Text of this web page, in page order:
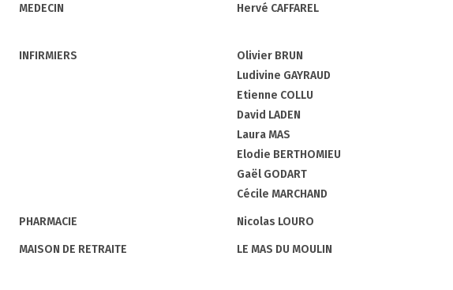
MEDECIN Hervé CAFFAREL
INFIRMIERS
Olivier BRUN
Ludivine GAYRAUD
Etienne COLLU
David LADEN
Laura MAS
Elodie BERTHOMIEU
Gaël GODART
Cécile MARCHAND
PHARMACIE Nicolas LOURO
MAISON DE RETRAITE LE MAS DU MOULIN